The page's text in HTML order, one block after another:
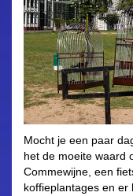
Mocht je een paar
het de moeite waard
Commewijne, een
koffieplantages en